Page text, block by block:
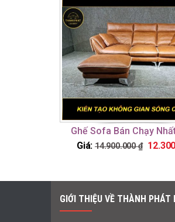
Ghế Sofa Bán Chạy
Giá: 14.900.000₫
GIỚI THIỆU VỀ THÀNH PHÁT